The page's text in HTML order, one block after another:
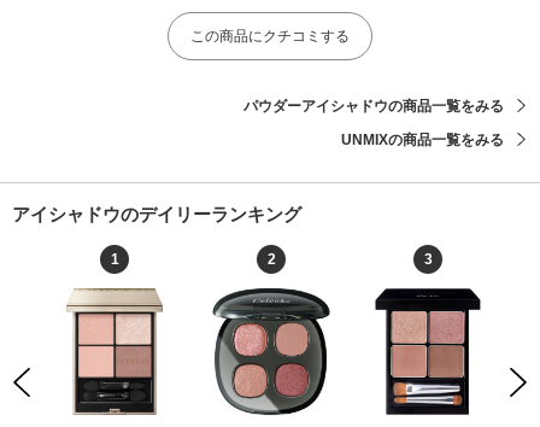
この商品にクチコミする
パウダーアイシャドウの商品一覧をみる
UNMIXの商品一覧をみる
アイシャドウのデイリーランキング
Previous
1 2 3
Next